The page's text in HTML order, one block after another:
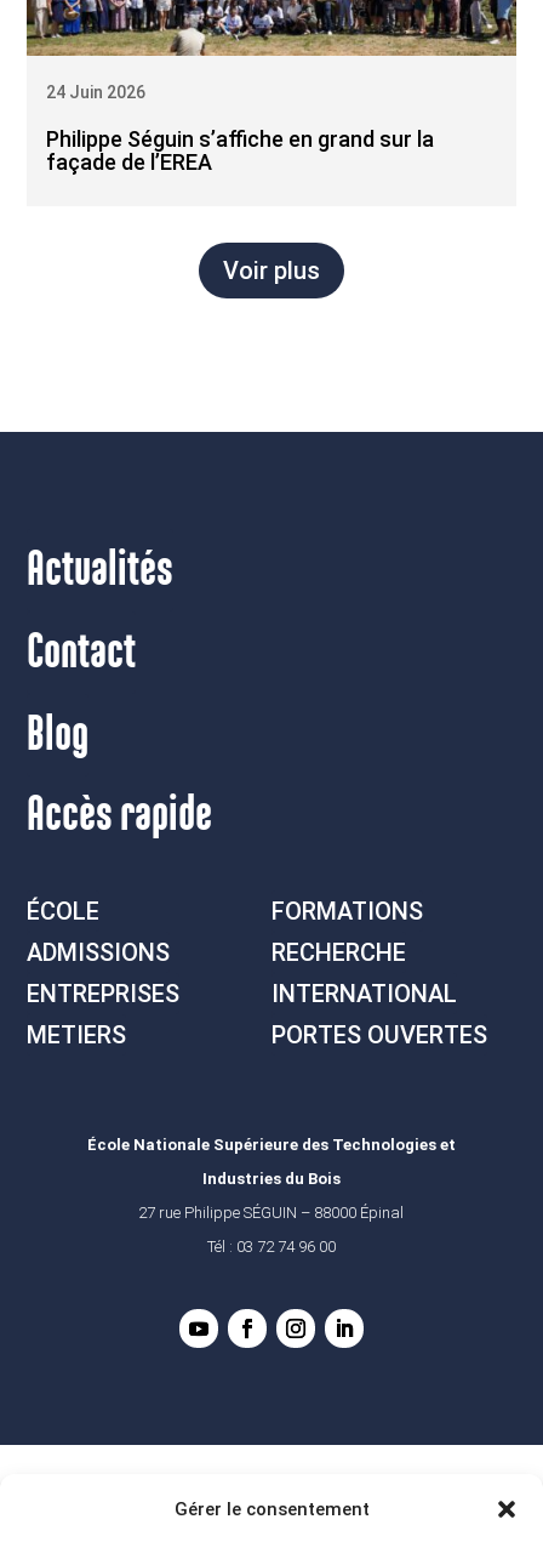
Gérer le consentement
Philippe Séguin s’affiche en grand sur la
façade de l’EREA
24 Juin 2026
Voir plus
Actualités
Contact
Blog
Accès rapide
ÉCOLE
FORMATIONS
ADMISSIONS
RECHERCHE
ENTREPRISES
INTERNATIONAL
METIERS
PORTES OUVERTES
École Nationale Supérieure des Technologies et
Industries du Bois
27 rue Philippe SÉGUIN – 88000 Épinal
Tél : 03 72 74 96 00